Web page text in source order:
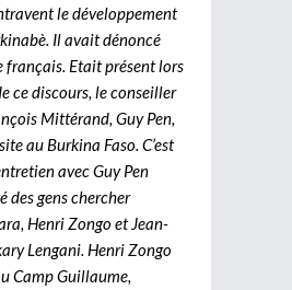
le développement
Il avait dénoncé
français. Etait présent lors
ce discours, le conseiller
Mittérand, Guy Pen,
au Burkina Faso. C’est
avec Guy Pen
des gens chercher
Henri Zongo et Jean-
Lengani. Henri Zongo
Camp Guillaume,